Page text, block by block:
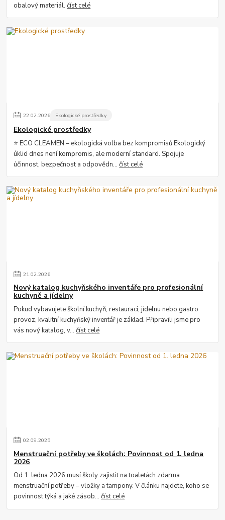
obalový materiál.číst celé
22.02.2026 Ekologické prostředky
Ekologické prostředky
⭐ ECO CLEAMEN – ekologická volba bez kompromisů Ekologický
úklid dnes není kompromis, ale moderní standard. Spojuje
účinnost, bezpečnost a odpovědn...číst celé
21.02.2026
Nový katalog kuchyňského inventáře pro profesionální
kuchyně a jídelny
Pokud vybavujete školní kuchyň, restauraci, jídelnu nebo gastro
provoz, kvalitní kuchyňský inventář je základ. Připravili jsme pro
vás nový katalog, v...číst celé
02.09.2025
Menstruační potřeby ve školách: Povinnost od 1. ledna
2026
Od 1. ledna 2026 musí školy zajistit na toaletách zdarma
menstruační potřeby – vložky a tampony. V článku najdete, koho se
povinnost týká a jaké zásob...číst celé